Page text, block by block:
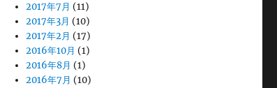
2017年7月 (11)
2017年3月 (10)
2017年2月 (17)
2016年10月 (1)
2016年8月 (1)
2016年7月 (10)